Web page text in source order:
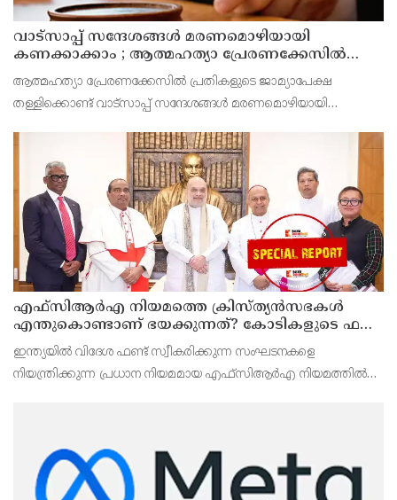
വാട്സാപ്പ് സന്ദേശങ്ങൾ മരണമൊഴിയായി
കണക്കാക്കാം ; ആത്മഹത്യാ പ്രേരണക്കേസിൽ
പ്രതികളുടെ ജാമ്യാപേക്ഷ തള്ളി മധ്യപ്രദേശ്
ഹൈക്കോടതി
ആത്മഹത്യാ പ്രേരണക്കേസിൽ പ്രതികളുടെ ജാമ്യാപേക്ഷ
തള്ളിക്കൊണ്ട് വാട്സാപ്പ് സന്ദേശങ്ങൾ മരണമൊഴിയായി
കൃഷിഭൂമിയുമായി
എഫ്‌സിആര്‍എ നിയമത്തെ ക്രിസ്ത്യന്‍സഭകള്‍
എന്തുകൊണ്ടാണ് ഭയക്കുന്നത്? കോടികളുടെ ഫണ്ട്
ഒഴുക്ക് നിലയ്ക്കുമോ, തീവ്രവാദ സംഘങ്ങള്‍
പണമയക്കുന്നുണ്ടോ?
ഇന്ത്യയില്‍ വിദേശ ഫണ്ട് സ്വീകരിക്കുന്ന സംഘടനകളെ
നിയന്ത്രിക്കുന്ന പ്രധാന നിയമമായ എഫ്‌സിആര്‍എ നിയമത്തില്‍